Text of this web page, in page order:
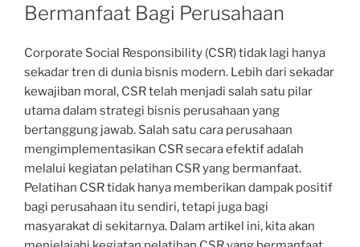
Bermanfaat Bagi Perusahaan
Corporate Social Responsibility (CSR) tidak lagi hanya
sekadar tren di dunia bisnis modern. Lebih dari sekadar
kewajiban moral, CSR telah menjadi salah satu pilar
utama dalam strategi bisnis perusahaan yang
bertanggung jawab. Salah satu cara perusahaan
mengimplementasikan CSR secara efektif adalah
melalui kegiatan pelatihan CSR yang bermanfaat.
Pelatihan CSR tidak hanya memberikan dampak positif
bagi perusahaan itu sendiri, tetapi juga bagi
masyarakat di sekitarnya. Dalam artikel ini, kita akan